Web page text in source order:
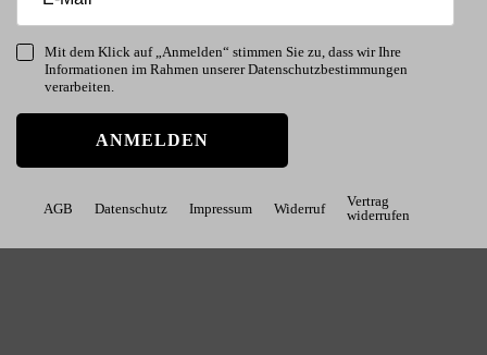
Mit dem Klick auf „Anmelden“ stimmen Sie zu, dass wir Ihre
Informationen im Rahmen unserer Datenschutzbestimmungen
verarbeiten.
ANMELDEN
AGB Datenschutz Impressum Widerruf
Vertrag
widerrufen